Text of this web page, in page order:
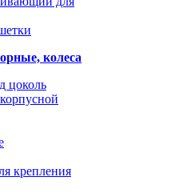
колеса
цоколь
крепления